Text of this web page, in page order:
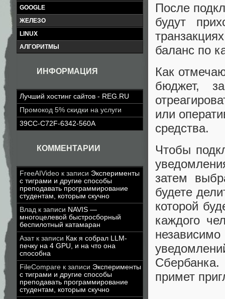
GOOGLE
ЖЕЛЕЗО
LINUX
АЛГОРИТМЫ
ИНФОРМАЦИЯ
Лучший хостинг сайтов - REG.RU
Промокод 5% скидки на услуги
39CC-C72F-6342-560A
КОММЕНТАРИИ
FreeAIVideo к записи Эксперименты
с тиграми и другие способы
преподавать программирование
студентам, которым скучно
Влад к записи NAVIS —
многоцелевой быстросборный
беспилотный катамаран
Азатк записи Как я собрал LLM-
печку на 4 GPU, и на что она
способна
FileCompare к записи Эксперименты
с тиграми и другие способы
преподавать программирование
студентам, которым скучно
После
будут
баланс по
Как
бюджет,
или
средства.
Чтобы
затем
будете
которой
каждого
примет